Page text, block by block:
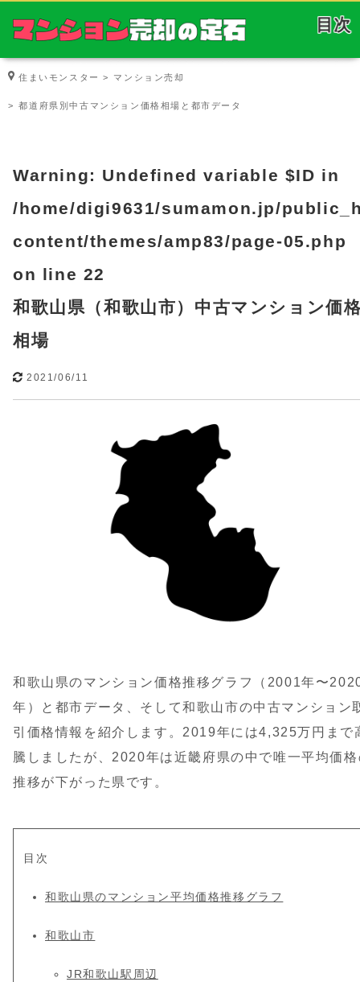
住まいモンスター マンション売却
都道府県別中古マンション価格相場と都市データ
Warning: Undefined variable $ID in
/home/digi9631/sumamon.jp/
content/themes/amp83/page-05.php
on line 22
和歌山県（和歌山市）中古マンション価
相場
2021/06/11
和歌山県のマンション価格推移グラフ（2001年〜
年）と都市データ、そして和歌山市の中古マンション
引価格情報を紹介します。2019年には4,325万円まで
騰しましたが、2020年は近畿府県の中で唯一平均価
推移が下がった県です。
目次
和歌山県のマンション平均価格推移グラフ
和歌山市
JR和歌山駅周辺
目次